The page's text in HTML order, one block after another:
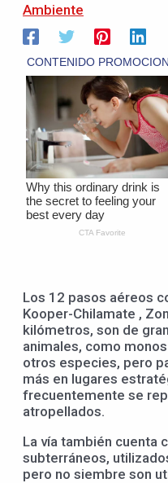
Ambiente
Los 12 pasos aéreos
Kooper-Chilamate ,
kilómetros, son de
animales, como
otros especies, pero
más en lugares
frecuentemente se
atropellados.
La vía también cuenta
subterráneos,
pero no siembre son